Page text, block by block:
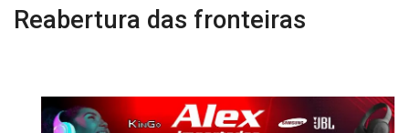
Reabertura das fronteiras